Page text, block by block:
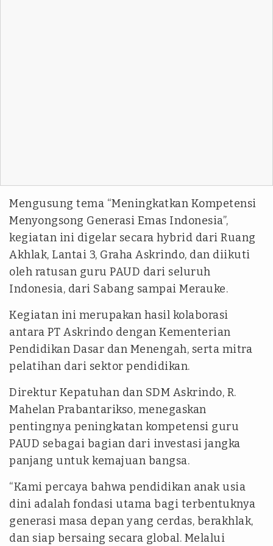
Mengusung tema “Meningkatkan Kompetensi
Menyongsong Generasi Emas Indonesia”,
kegiatan ini digelar secara hybrid dari Ruang
Akhlak, Lantai 3, Graha Askrindo, dan diikuti
oleh ratusan guru PAUD dari seluruh
Indonesia, dari Sabang sampai Merauke.
Kegiatan ini merupakan hasil kolaborasi
antara PT Askrindo dengan Kementerian
Pendidikan Dasar dan Menengah, serta mitra
pelatihan dari sektor pendidikan.
Direktur Kepatuhan dan SDM Askrindo, R.
Mahelan Prabantarikso, menegaskan
pentingnya peningkatan kompetensi guru
PAUD sebagai bagian dari investasi jangka
panjang untuk kemajuan bangsa.
“Kami percaya bahwa pendidikan anak usia
dini adalah fondasi utama bagi terbentuknya
generasi masa depan yang cerdas, berakhlak,
dan siap bersaing secara global. Melalui